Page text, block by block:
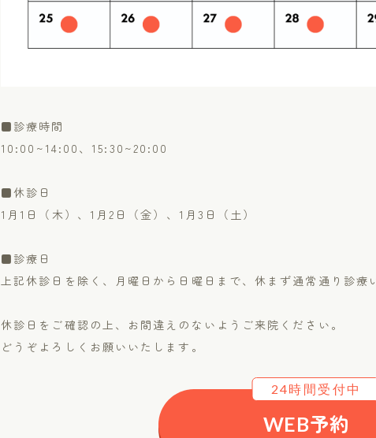
■診療時間
10:00~14:00、15:30~20:00
■休診日
1月1日（木）、1月2日（金）、1月3日（土）
■診療日
上記休診日を除く、月曜日から日曜日まで、休まず通常通り診療
休診日をご確認の上、お間違えのないようご来院ください。
どうぞよろしくお願いいたします。
24時間受付中
WEB予約